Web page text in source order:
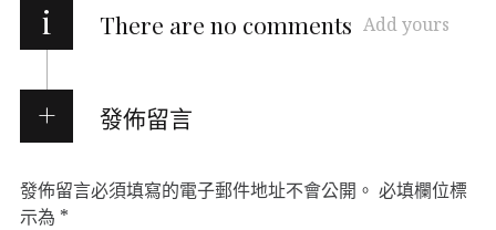
i There are no comments Add yours
發佈留言
發佈留言必須填寫的電子郵件地址不會公開。 必填欄位標
示為 *